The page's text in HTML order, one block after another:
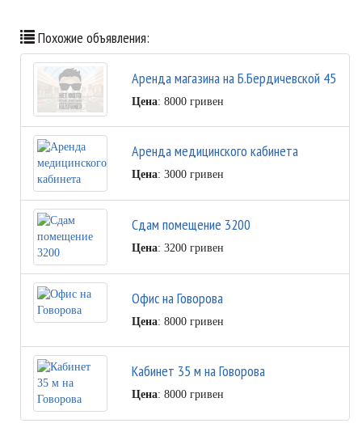
Похожие объявления:
Аренда магазина на Б.Бердичевской 45
Цена: 8000 гривен
Аренда медицинского кабинета
Цена: 3000 гривен
Cдам помещение 3200
Цена: 3200 гривен
Офис на Говорова
Цена: 8000 гривен
Кабинет 35 м на Говорова
Цена: 8000 гривен